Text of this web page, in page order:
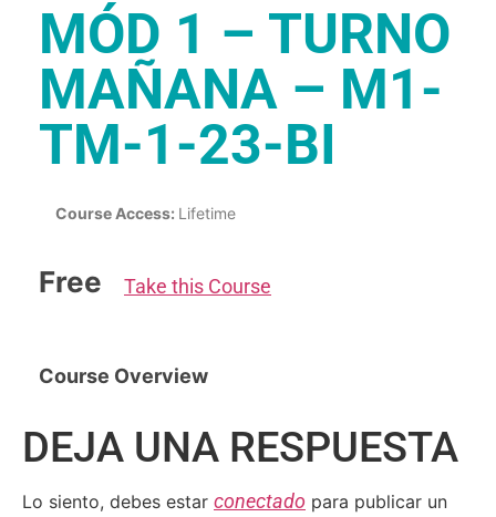
MÓD 1 – TURNO
MAÑANA – M1-
TM-1-23-BI
Course Access: Lifetime
Free Take this Course
Course Overview
DEJA UNA RESPUESTA
Lo siento, debes estar conectado para publicar un